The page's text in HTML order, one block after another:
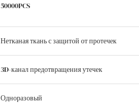
50000PCS
Нетканая ткань с защитой от протечек
3D-канал предотвращения утечек
Одноразовый